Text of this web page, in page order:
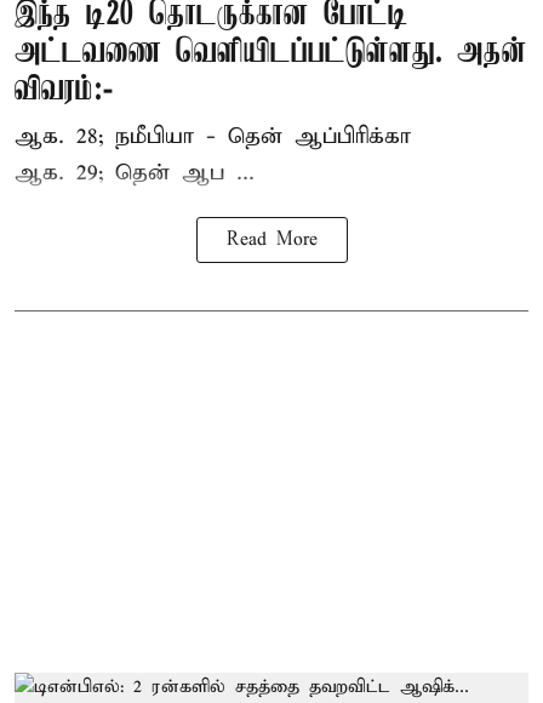
இந்த டி20 தொடருக்கான போட்டி
அட்டவணை வெளியிடப்பட்டுள்ளது. அதன்
விவரம்:-
ஆக. 28; நமீபியா - தென் ஆப்பிரிக்கா
ஆக. 29; தென் ஆப ...
Read More